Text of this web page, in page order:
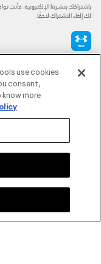
باشتراكك بنشرتنا الإلكترونية، فأنت
لك إلغاء الاشتراك لاحقًا.
طرق الدفع المعتمدة
use cookies
consent,
know more